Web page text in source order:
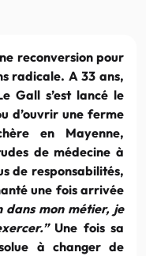
reconversion pour
radicale. A 33 ans,
Gall s’est lancé le
d’ouvrir une ferme
en Mayenne,
de médecine à
de responsabilités,
une fois arrivée
dans mon métier, je
Une fois sa
à changer de